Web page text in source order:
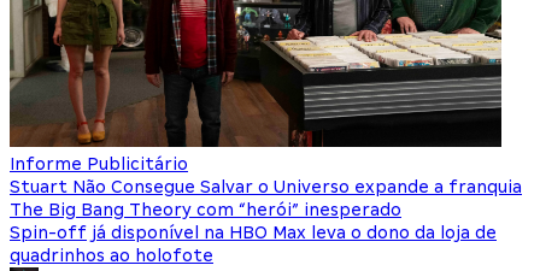
Informe Publicitário
Stuart Não Consegue Salvar o Universo expande a franquia
The Big Bang Theory com “herói” inesperado
Spin-off já disponível na HBO Max leva o dono da loja de
quadrinhos ao holofote